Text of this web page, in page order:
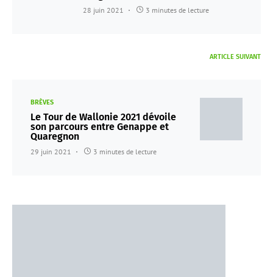
28 juin 2021 3 minutes de lecture
ARTICLE SUIVANT
BRÈVES
Le Tour de Wallonie 2021 dévoile
son parcours entre Genappe et
Quaregnon
29 juin 2021 3 minutes de lecture